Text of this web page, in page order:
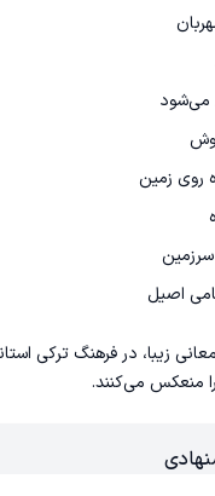
می‌شود
روی زمین
اصیل
زیبا، در فرهنگ ترکی
منعکس می‌کنند.